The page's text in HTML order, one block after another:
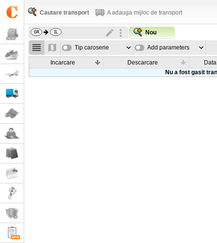
Cautare transport A adauga mijloc de transport
Nou
Tip caroserie Add parameters
Incarcare Descarcare
Data
Nu a fost gasit